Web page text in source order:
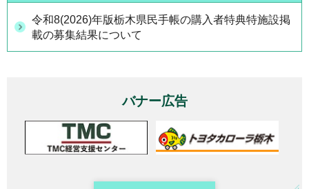
令和8(2026)年版栃木県民手帳の購入者特典特施設掲
載の募集結果について
バナー広告